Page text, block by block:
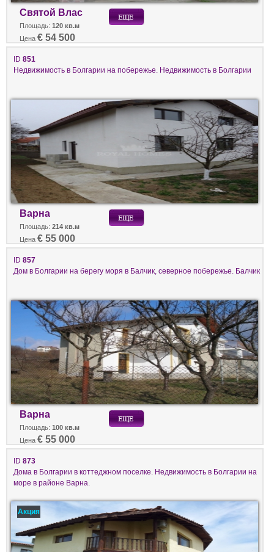
Святой Влас
Площадь: 120 кв.м
Цена € 54 500
ID 851
Недвижимость в Болгарии на побережье. Недвижимость в Болгарии
Варна
Площадь: 214 кв.м
Цена € 55 000
ID 857
Дом в Болгарии на берегу моря в Балчик, северное побережье. Балчик
Варна
Площадь: 100 кв.м
Цена € 55 000
ID 873
Дома в Болгарии в коттеджном поселке. Недвижимость в Болгарии на
море в районе Варна.
Акция